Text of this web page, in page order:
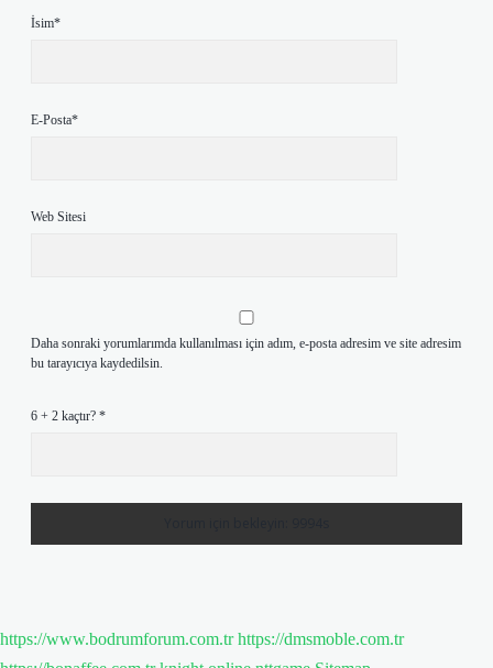
İsim*
E-Posta*
Web Sitesi
Daha sonraki yorumlarımda kullanılması için adım, e-posta adresim ve site adresim
bu tarayıcıya kaydedilsin.
6 + 2 kaçtır? *
https://www.bodrumforum.com.tr https://dmsmoble.com.tr